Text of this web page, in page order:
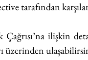
tarafından
ilişkin
üzerinden